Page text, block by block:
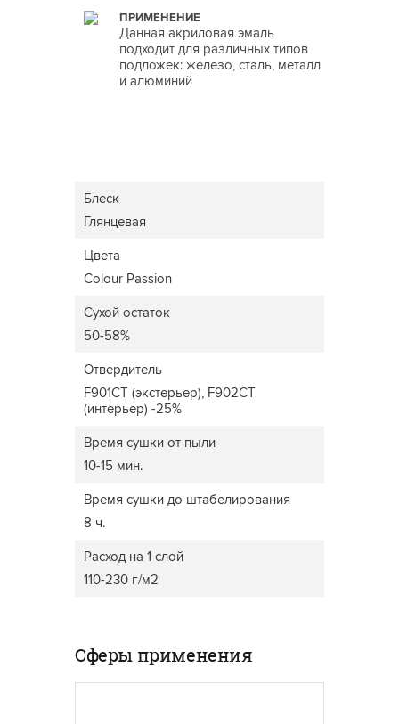
ПРИМЕНЕНИЕ
Данная акриловая эмаль
подходит для различных типов
подложек: железо, сталь, металл
и алюминий
Блеск
Глянцевая
Цвета
Colour Passion
Сухой остаток
50-58%
Отвердитель
F901CT (экстерьер), F902CT
(интерьер) -25%
Время сушки от пыли
10-15 мин.
Время сушки до штабелирования
8 ч.
Расход на 1 слой
110-230 г/м2
Сферы применения